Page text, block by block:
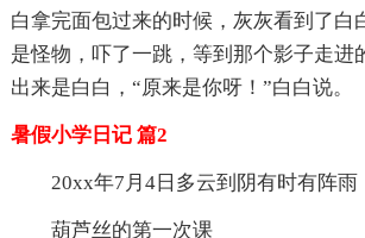
白拿完面包过来的时候，灰灰看到了白
是怪物，吓了一跳，等到那个影子走进
出来是白白，“原来是你呀！”白白说。
暑假小学日记 篇2
20xx年7月4日多云到阴有时有阵雨
葫芦丝的第一次课